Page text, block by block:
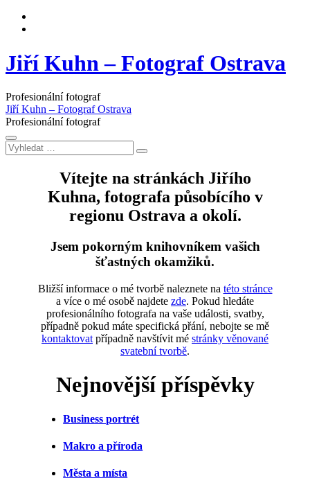
Jiří Kuhn – Fotograf Ostrava
Profesionální fotograf
Jiří Kuhn – Fotograf Ostrava
Profesionální fotograf
Vyhledat
…
Vítejte na stránkách Jiřího
Kuhna, fotografa působícího v
regionu Ostrava a okolí.
Jsem pokorným knihovníkem vašich
šťastných okamžiků.
Bližší informace o mé tvorbě naleznete na této stránce
a více o mé osobě najdete zde. Pokud hledáte
profesionálního fotografa na vaše události, svatby,
případně pokud máte specifická přání, nebojte se mě
kontaktovat případně navštívit mé stránky věnované
svatební tvorbě.
Nejnovější příspěvky
Business portrét
Makro a příroda
Města a místa